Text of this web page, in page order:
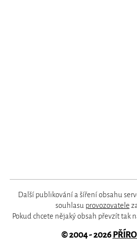
Další publikování a šíření obsahu
souhlasu provozovatele
Pokud chcete nějaký obsah převzít tak
© 2004 - 2026